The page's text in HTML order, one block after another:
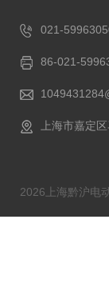
021-
86-021-
上海市嘉定
2026上海黔沪电